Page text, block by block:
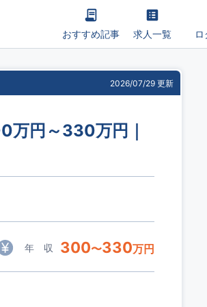
おすすめ記事 求人一覧 ロ
2026/07/29 更新
万円～330万円｜
年 収 300〜330万円